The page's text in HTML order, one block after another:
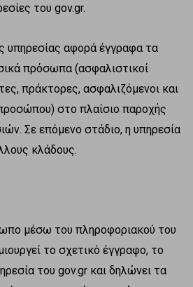
του gov.gr.
υπηρεσίας αφορά έγγραφα τα
πρόσωπα (ασφαλιστικοί
πράκτορες, ασφαλιζόμενοι και
στο πλαίσιο παροχής
Σε επόμενο στάδιο, η υπηρεσία
κλάδους.
μέσω του πληροφοριακού του
το σχετικό έγγραφο, το
του gov.gr και δηλώνει τα